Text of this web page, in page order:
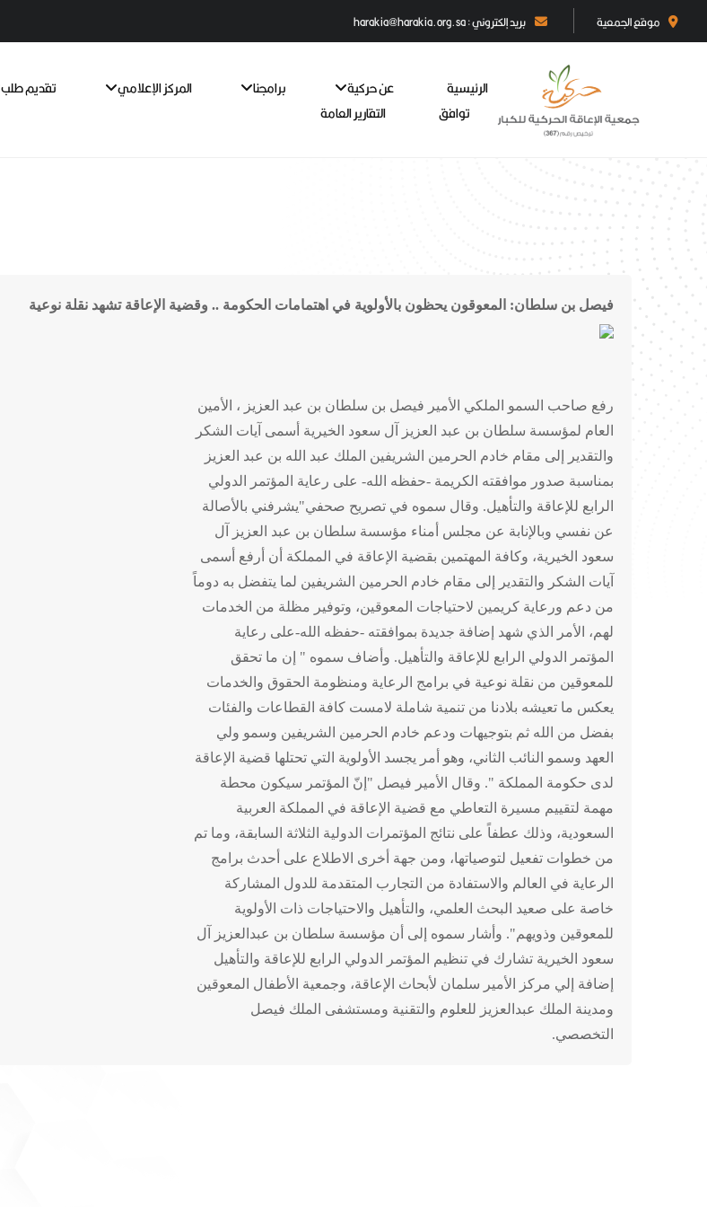
موقع الجمعية بريد إلكتروني : harakia@harakia.org.sa
الرئيسية عن حركية برامجنا المركز الإعلامي تقديم طلب
توافق
التقارير العامة
فيصل بن سلطان: المعوقون يحظون بالأولوية في اهتمامات الحكومة .. وقضية الإعاقة تشهد نقلة نوعية
رفع صاحب السمو الملكي الأمير فيصل بن سلطان بن عبد العزيز ، الأمين
العام لمؤسسة سلطان بن عبد العزيز آل سعود الخيرية أسمى آيات الشكر
والتقدير إلى مقام خادم الحرمين الشريفين الملك عبد الله بن عبد العزيز
بمناسبة صدور موافقته الكريمة -حفظه الله- على رعاية المؤتمر الدولي
الرابع للإعاقة والتأهيل. وقال سموه في تصريح صحفي"يشرفني بالأصالة
عن نفسي وبالإنابة عن مجلس أمناء مؤسسة سلطان بن عبد العزيز آل
سعود الخيرية، وكافة المهتمين بقضية الإعاقة في المملكة أن أرفع أسمى
آيات الشكر والتقدير إلى مقام خادم الحرمين الشريفين لما يتفضل به دوماً
من دعم ورعاية كريمين لاحتياجات المعوقين، وتوفير مظلة من الخدمات
لهم، الأمر الذي شهد إضافة جديدة بموافقته -حفظه الله-على رعاية
المؤتمر الدولي الرابع للإعاقة والتأهيل. وأضاف سموه " إن ما تحقق
للمعوقين من نقلة نوعية في برامج الرعاية ومنظومة الحقوق والخدمات
يعكس ما تعيشه بلادنا من تنمية شاملة لامست كافة القطاعات والفئات
بفضل من الله ثم بتوجيهات ودعم خادم الحرمين الشريفين وسمو ولي
العهد وسمو النائب الثاني، وهو أمر يجسد الأولوية التي تحتلها قضية الإعاقة
لدى حكومة المملكة ". وقال الأمير فيصل "إنّ المؤتمر سيكون محطة
مهمة لتقييم مسيرة التعاطي مع قضية الإعاقة في المملكة العربية
السعودية، وذلك عطفاً على نتائج المؤتمرات الدولية الثلاثة السابقة، وما تم
من خطوات تفعيل لتوصياتها، ومن جهة أخرى الاطلاع على أحدث برامج
الرعاية في العالم والاستفادة من التجارب المتقدمة للدول المشاركة
خاصة على صعيد البحث العلمي، والتأهيل والاحتياجات ذات الأولوية
للمعوقين وذويهم". وأشار سموه إلى أن مؤسسة سلطان بن عبدالعزيز آل
سعود الخيرية تشارك في تنظيم المؤتمر الدولي الرابع للإعاقة والتأهيل
إضافة إلي مركز الأمير سلمان لأبحاث الإعاقة، وجمعية الأطفال المعوقين
ومدينة الملك عبدالعزيز للعلوم والتقنية ومستشفى الملك فيصل
التخصصي.